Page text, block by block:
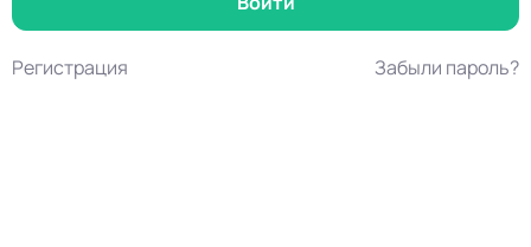
Регистрация Забыли пароль?